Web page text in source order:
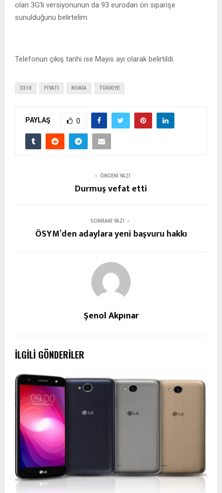
olan 3G’li versiyonunun da 93 eurodan ön siparişe
sunulduğunu belirtelim.
Telefonun çıkış tarihi ise Mayıs ayı olarak belirtildi.
3310 FIYATI NOKIA TÜRKIYE
PAYLAŞ 0
ÖNCEKI YAZI
Durmuş vefat etti
SONRAKI YAZI
ÖSYM’den adaylara yeni başvuru hakkı
Şenol Akpınar
İLGILI GÖNDERILER